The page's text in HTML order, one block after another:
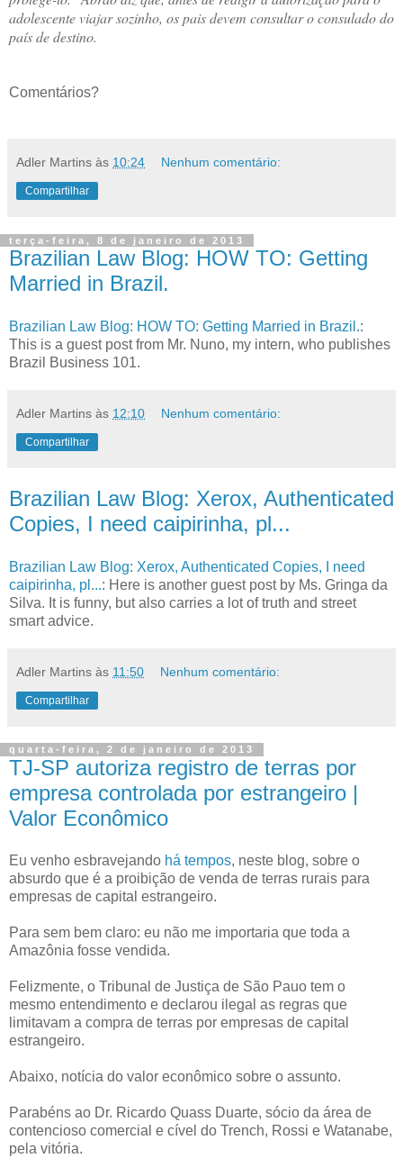
adolescente viajar sozinho, os pais devem consultar o consulado do
país de destino.
Comentários?
Adler Martins às 10:24 Nenhum comentário:
Compartilhar
terça-feira, 8 de janeiro de 2013
Brazilian Law Blog: HOW TO: Getting
Married in Brazil.
Brazilian Law Blog: HOW TO: Getting Married in Brazil.:
This is a guest post from Mr. Nuno, my intern, who publishes
Brazil Business 101.
Adler Martins às 12:10 Nenhum comentário:
Compartilhar
Brazilian Law Blog: Xerox, Authenticated
Copies, I need caipirinha, pl...
Brazilian Law Blog: Xerox, Authenticated Copies, I need
caipirinha, pl...: Here is another guest post by Ms. Gringa da
Silva. It is funny, but also carries a lot of truth and street
smart advice.
Adler Martins às 11:50 Nenhum comentário:
Compartilhar
quarta-feira, 2 de janeiro de 2013
TJ-SP autoriza registro de terras por
empresa controlada por estrangeiro |
Valor Econômico
Eu venho esbravejando há tempos, neste blog, sobre o
absurdo que é a proibição de venda de terras rurais para
empresas de capital estrangeiro.
Para sem bem claro: eu não me importaria que toda a
Amazônia fosse vendida.
Felizmente, o Tribunal de Justiça de São Pauo tem o
mesmo entendimento e declarou ilegal as regras que
limitavam a compra de terras por empresas de capital
estrangeiro.
Abaixo, notícia do valor econômico sobre o assunto.
Parabéns ao Dr. Ricardo Quass Duarte, sócio da área de
contencioso comercial e cível do Trench, Rossi e Watanabe,
pela vitória.